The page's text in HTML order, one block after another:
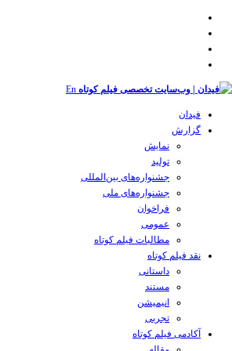
En
فیدان
گزارش
نمایش
تولید
‌‌جشنواره‌های بین‌المللی
جشنواره‌های ملی
فراخوان
عمومی
مطالبات فیلم کوتاه
نقد فیلم کوتاه
داستانی
مستند
انیمیشن
تجربی
آکادمی فیلم کوتاه